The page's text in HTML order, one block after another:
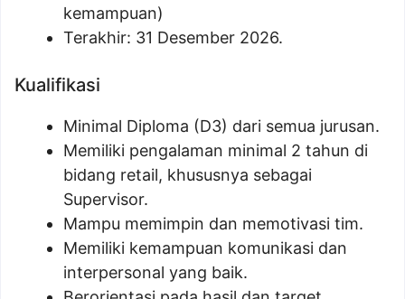
kemampuan)
Terakhir: 31 Desember 2026.
Kualifikasi
Minimal Diploma (D3) dari semua jurusan.
Memiliki pengalaman minimal 2 tahun di
bidang retail, khususnya sebagai
Supervisor.
Mampu memimpin dan memotivasi tim.
Memiliki kemampuan komunikasi dan
interpersonal yang baik.